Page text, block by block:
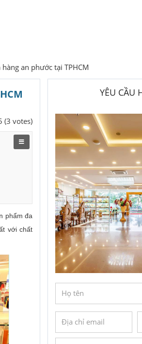
an phước tại TPHCM
(3 votes)
phẩm đa
với chất
YÊU CẦU